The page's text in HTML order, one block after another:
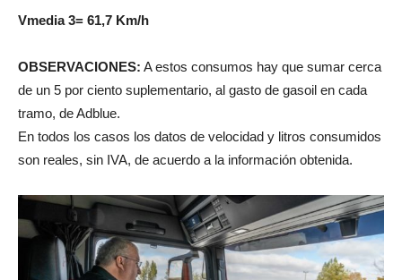
Vmedia 3= 61,7 Km/h
OBSERVACIONES: A estos consumos hay que sumar cerca
de un 5 por ciento suplementario, al gasto de gasoil en cada
tramo, de Adblue.
En todos los casos los datos de velocidad y litros consumidos
son reales, sin IVA, de acuerdo a la información obtenida.